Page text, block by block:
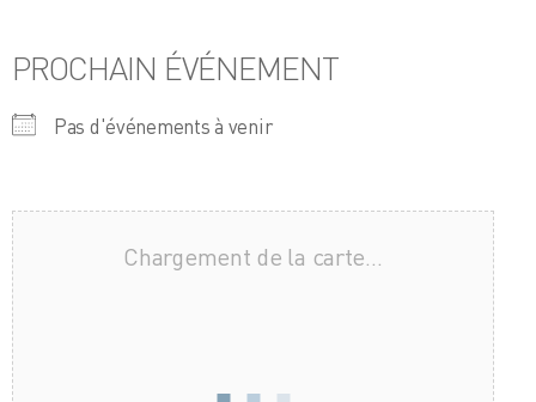
PROCHAIN ÉVÉNEMENT
Pas d'événements à venir
Chargement de la carte…